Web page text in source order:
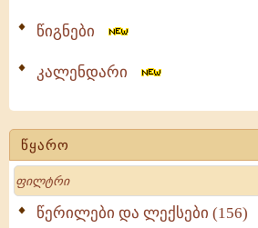
წიგნები
კალენდარი
წყარო
Search
წერილები და ლექსები (156)